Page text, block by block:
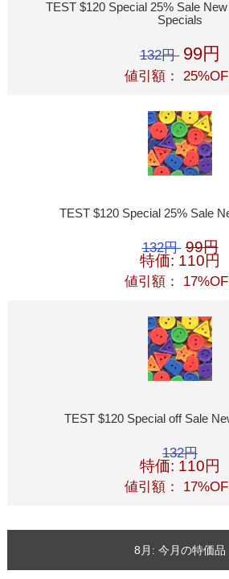
TEST $120 Special 25% Sale
Specials
132円 99円
値引額：
TEST $120 Special 25% Sale
132円 99円
特価: 110円
値引額：
TEST $120 Special off Sale
132円
特価: 110円
値引額：
8月: 今月の特価品